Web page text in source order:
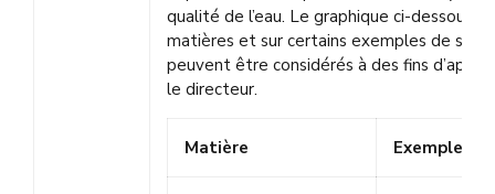
qualité de l’eau. Le graphique ci-dessous
matières et sur certains exemples de
peuvent être considérés à des fins
le directeur.
Matière Exemple